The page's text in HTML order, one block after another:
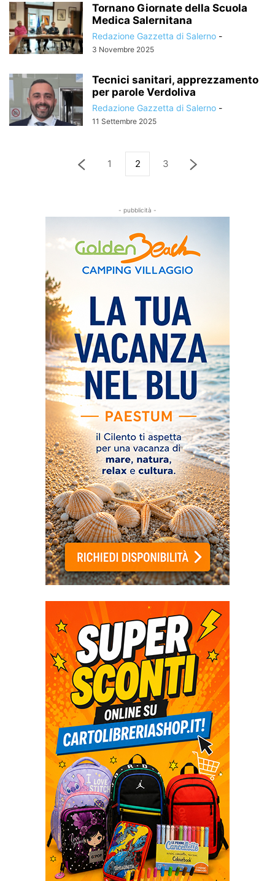
Tornano Giornate della Scuola
Medica Salernitana
Redazione Gazzetta di Salerno -
3 Novembre 2025
Tecnici sanitari, apprezzamento
per parole Verdoliva
Redazione Gazzetta di Salerno -
11 Settembre 2025
1 2 3
- pubblicità -